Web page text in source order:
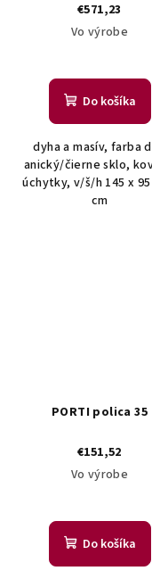
€571,23
Vo výrobe
Do košíka
dyha a masív, farba
anický/čierne sklo,
úchytky, v/š/h 145 x
cm
PORTI polica 35
€151,52
Vo výrobe
Do košíka